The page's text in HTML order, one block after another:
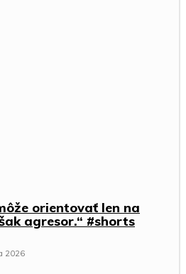
orientovať len na
agresor.“ #shorts
2026